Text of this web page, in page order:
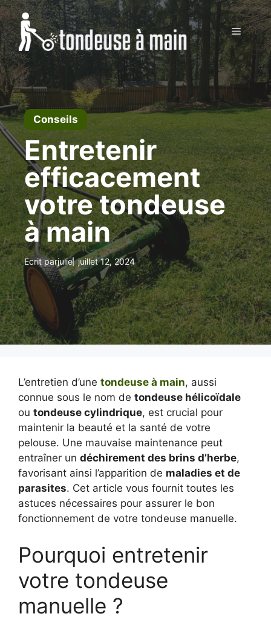
Aller
au
contenu
Menu
Conseils
Entretenir
efficacement
votre tondeuse
à main
Ecrit parjulie juillet 12, 2024
L’entretien d’une tondeuse à main, aussi
connue sous le nom de tondeuse hélicoïdale
ou tondeuse cylindrique, est crucial pour
maintenir la beauté et la santé de votre
pelouse. Une mauvaise maintenance peut
entraîner un déchirement des brins d’herbe,
favorisant ainsi l’apparition de maladies et de
parasites. Cet article vous fournit toutes les
astuces nécessaires pour assurer le bon
fonctionnement de votre tondeuse manuelle.
Pourquoi entretenir
votre tondeuse
manuelle ?